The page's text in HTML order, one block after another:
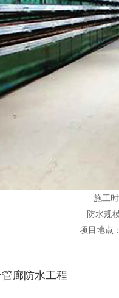
施工
防水规
项目地点
廊防水工程